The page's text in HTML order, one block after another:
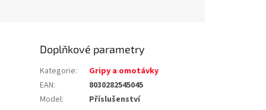
Doplňkové parametry
Kategorie:
Gripy a omotávky
EAN:
8030282545045
Model: Příslušenství